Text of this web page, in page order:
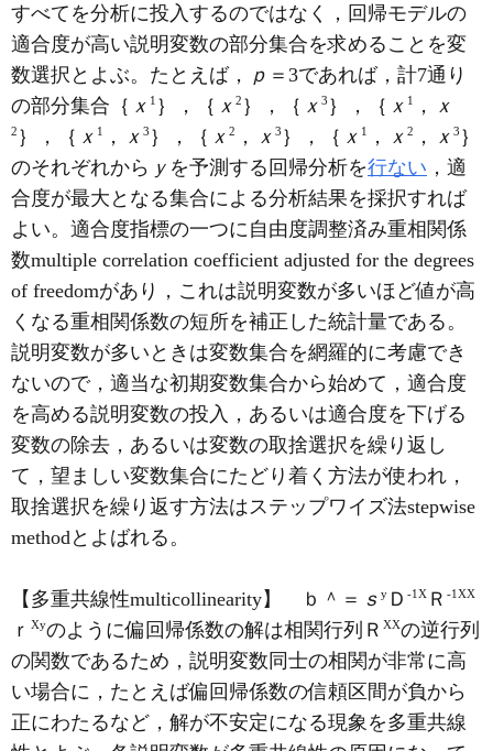
すべてを分析に投入するのではなく，回帰モデルの
適合度が高い説明変数の部分集合を求めることを変
数選択とよぶ。たとえば， ｐ ＝3であれば，計7通り
の部分集合｛ ｘ 1 ｝，｛ ｘ 2 ｝，｛ ｘ 3 ｝，｛ ｘ 1 ， ｘ
2 ｝，｛ ｘ 1 ， ｘ 3 ｝，｛ ｘ 2 ， ｘ 3 ｝，｛ ｘ 1 ， ｘ 2 ， ｘ 3 ｝
のそれぞれから ｙ を予測する回帰分析を行ない ，適
合度が最大となる集合による分析結果を採択すれば
よい。適合度指標の一つに自由度調整済み重相関係
数multiple correlation coefficient adjusted for the degrees
of freedomがあり，これは説明変数が多いほど値が高
くなる重相関係数の短所を補正した統計量である。
説明変数が多いときは変数集合を網羅的に考慮でき
ないので，適当な初期変数集合から始めて，適合度
を高める説明変数の投入，あるいは適合度を下げる
変数の除去，あるいは変数の取捨選択を繰り返し
て，望ましい変数集合にたどり着く方法が使われ，
取捨選択を繰り返す方法はステップワイズ法stepwise
methodとよばれる。
【多重共線性multicollinearity】 ｂ＾＝ ｓ y Ｄ -1X Ｒ -1XX
ｒ Xyのように偏回帰係数の解は相関行列Ｒ XXの逆行列
の関数であるため，説明変数同士の相関が非常に高
い場合に，たとえば偏回帰係数の信頼区間が負から
正にわたるなど，解が不安定になる現象を多重共線